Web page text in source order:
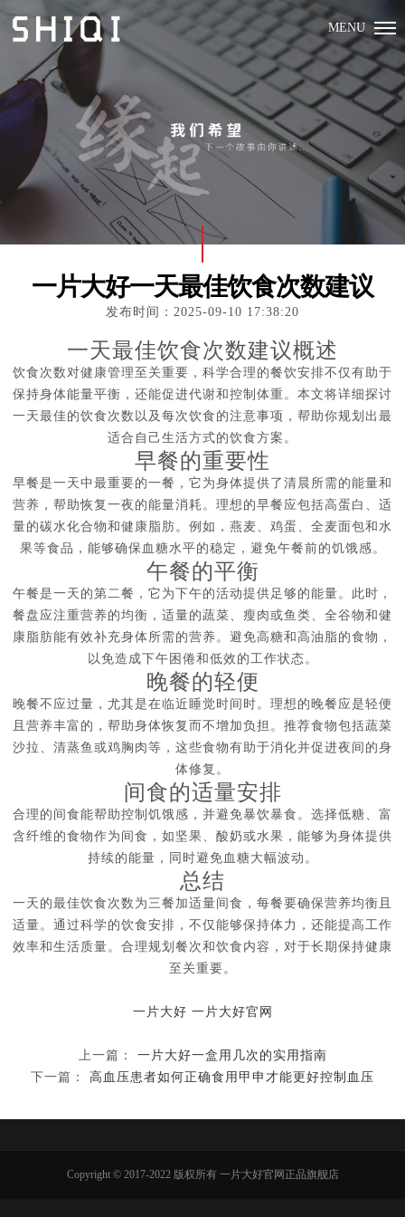
MENU
一片大好一天最佳饮食次数建议
发布时间：2025-09-10 17:38:20
一天最佳饮食次数建议概述
饮食次数对健康管理至关重要，科学合理的餐饮安排不仅有助于
保持身体能量平衡，还能促进代谢和控制体重。本文将详细探讨
一天最佳的饮食次数以及每次饮食的注意事项，帮助你规划出最
适合自己生活方式的饮食方案。
早餐的重要性
早餐是一天中最重要的一餐，它为身体提供了清晨所需的能量和
营养，帮助恢复一夜的能量消耗。理想的早餐应包括高蛋白、适
量的碳水化合物和健康脂肪。例如，燕麦、鸡蛋、全麦面包和水
果等食品，能够确保血糖水平的稳定，避免午餐前的饥饿感。
午餐的平衡
午餐是一天的第二餐，它为下午的活动提供足够的能量。此时，
餐盘应注重营养的均衡，适量的蔬菜、瘦肉或鱼类、全谷物和健
康脂肪能有效补充身体所需的营养。避免高糖和高油脂的食物，
以免造成下午困倦和低效的工作状态。
晚餐的轻便
晚餐不应过量，尤其是在临近睡觉时间时。理想的晚餐应是轻便
且营养丰富的，帮助身体恢复而不增加负担。推荐食物包括蔬菜
沙拉、清蒸鱼或鸡胸肉等，这些食物有助于消化并促进夜间的身
体修复。
间食的适量安排
合理的间食能帮助控制饥饿感，并避免暴饮暴食。选择低糖、富
含纤维的食物作为间食，如坚果、酸奶或水果，能够为身体提供
持续的能量，同时避免血糖大幅波动。
总结
一天的最佳饮食次数为三餐加适量间食，每餐要确保营养均衡且
适量。通过科学的饮食安排，不仅能够保持体力，还能提高工作
效率和生活质量。合理规划餐次和饮食内容，对于长期保持健康
至关重要。
一片大好 一片大好官网
上一篇： 一片大好一盒用几次的实用指南
下一篇： 高血压患者如何正确食用甲申才能更好控制血压
Copyright © 2017-2022 版权所有 一片大好官网正品旗舰店